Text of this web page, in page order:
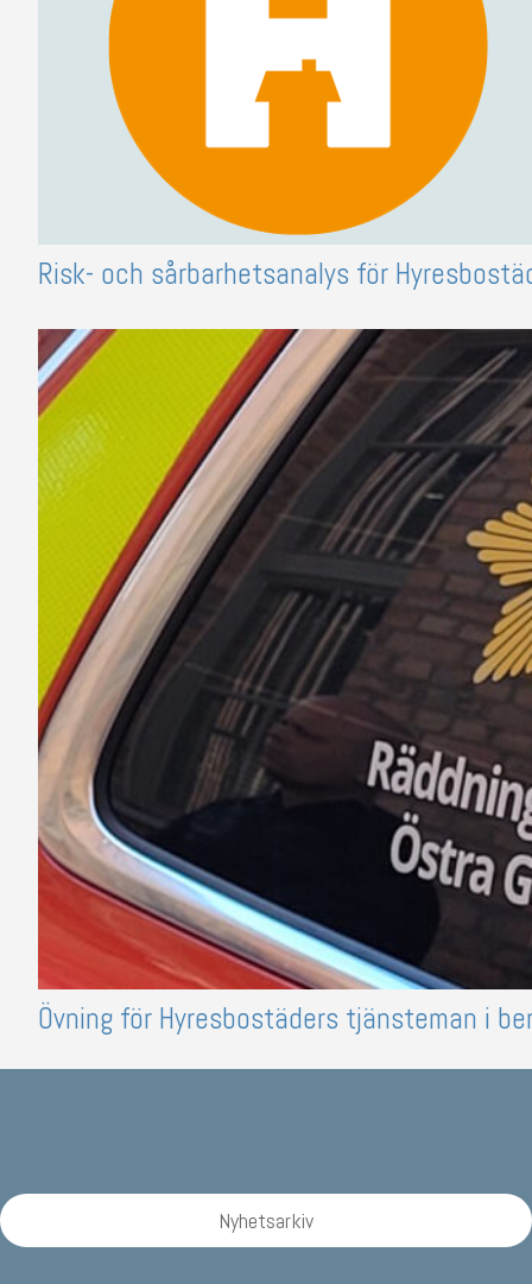
Risk- och sårbarhetsanalys för
Övning för Hyresbostäders tjänsteman i
Nyhetsarkiv